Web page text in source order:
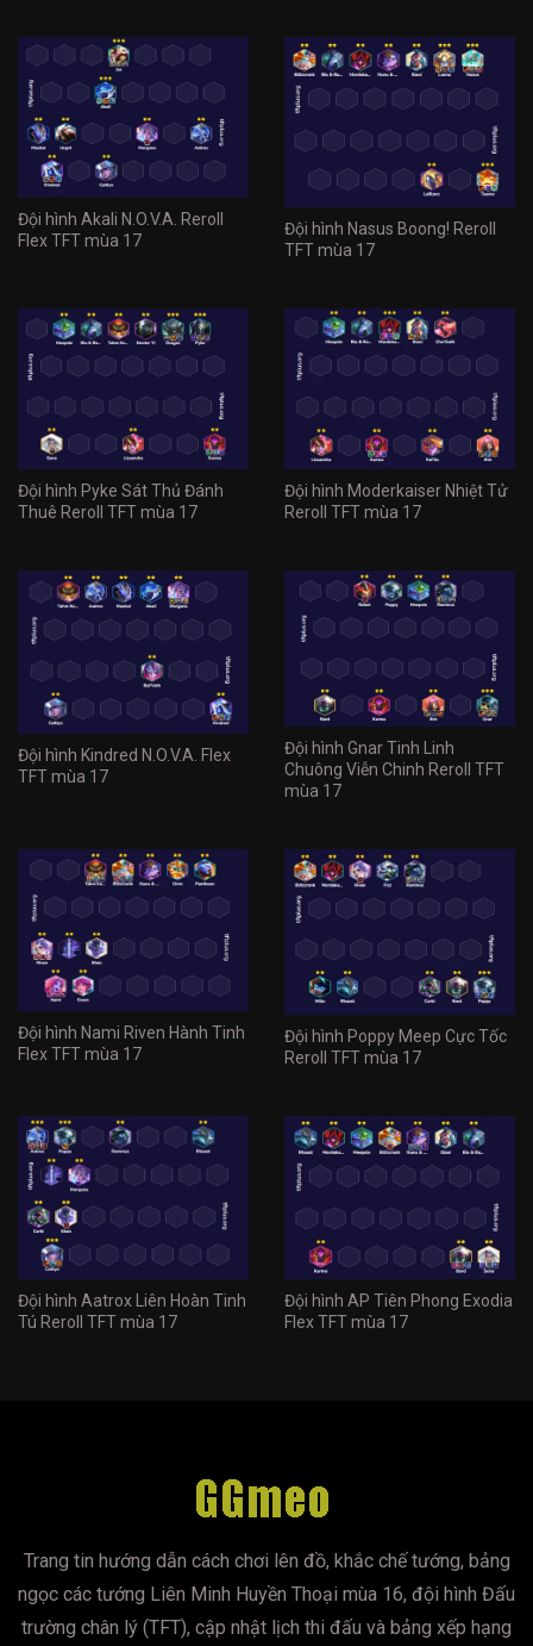
Đội hình Akali N.O.V.A. Reroll
Flex TFT mùa 17
Đội hình Nasus Boong! Reroll
TFT mùa 17
Đội hình Pyke Sát Thủ Đánh
Thuê Reroll TFT mùa 17
Đội hình Moderkaiser Nhiệt Tử
Reroll TFT mùa 17
Đội hình Kindred N.O.V.A. Flex
TFT mùa 17
Đội hình Gnar Tinh Linh
Chuông Viễn Chinh Reroll TFT
mùa 17
Đội hình Nami Riven Hành Tinh
Flex TFT mùa 17
Đội hình Poppy Meep Cực Tốc
Reroll TFT mùa 17
Đội hình Aatrox Liên Hoàn Tinh
Tú Reroll TFT mùa 17
Đội hình AP Tiên Phong Exodia
Flex TFT mùa 17
Trang tin hướng dẫn cách chơi lên đồ, khắc chế tướng, bảng
ngọc các tướng Liên Minh Huyền Thoại mùa 16, đội hình Đấu
trường chân lý (TFT), cập nhật lịch thi đấu và bảng xếp hạng